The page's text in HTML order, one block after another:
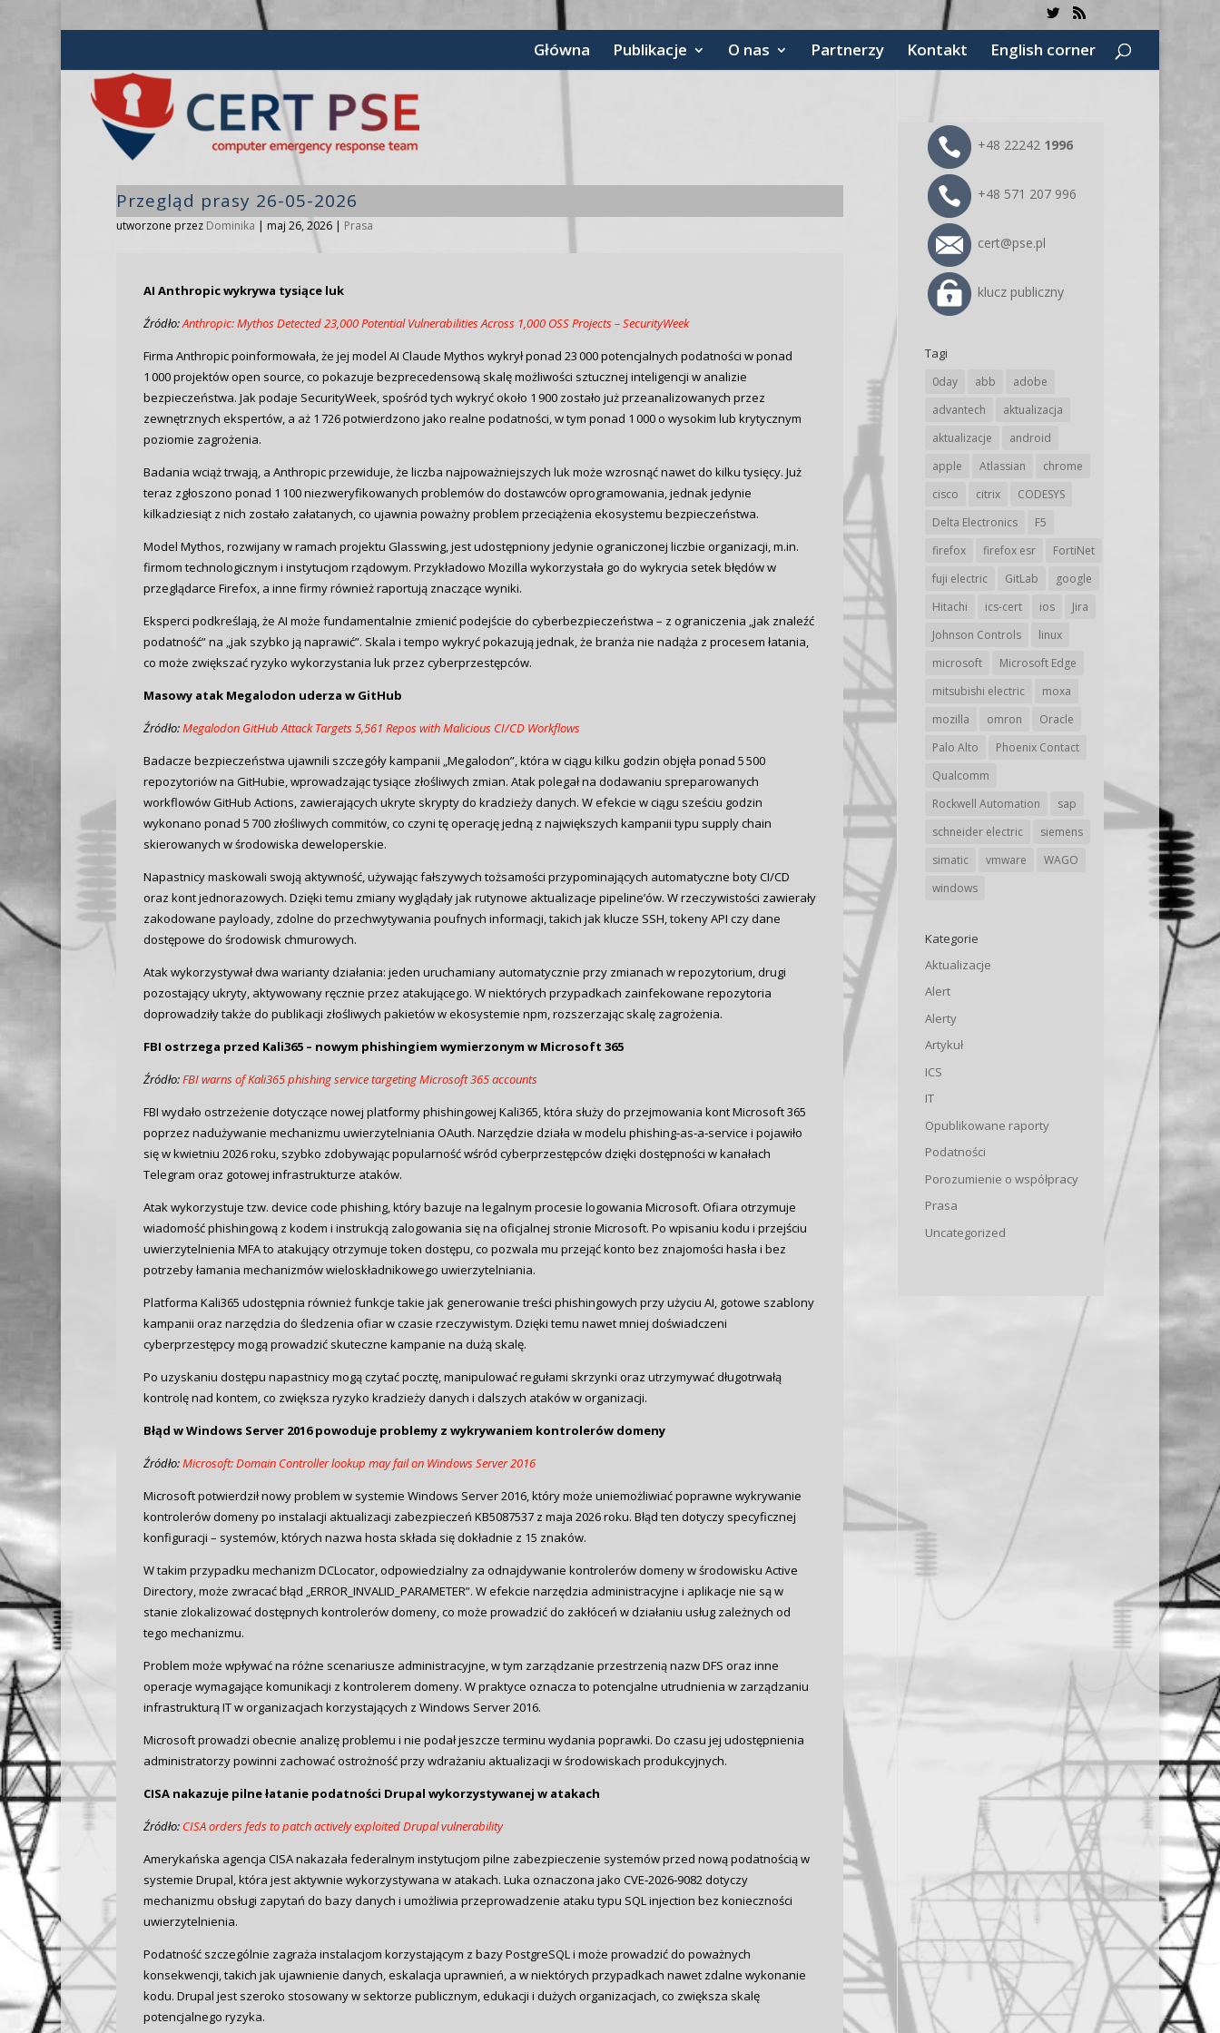
Główna Publikacje O nas Partnerzy Kontakt English corner
Przegląd prasy 26-05-2026
utworzone przez Dominika | maj 26, 2026| Prasa
AI Anthropic wykrywa tysiące luk
Źródło:Anthropic: Mythos Detected 23,000 Potential Vulnerabilities Across 1,000 OSS Projects – SecurityWeek
Firma Anthropic poinformowała, że jej model AI Claude Mythos wykrył ponad 23 000 potencjalnych podatności w ponad
1 000 projektów open source, co pokazuje bezprecedensową skalę możliwości sztucznej inteligencji w analizie
bezpieczeństwa. Jak podaje SecurityWeek, spośród tych wykryć około 1 900 zostało już przeanalizowanych przez
zewnętrznych ekspertów, a aż 1 726 potwierdzono jako realne podatności, w tym ponad 1 000 o wysokim lub krytycznym
poziomie zagrożenia.
Badania wciąż trwają, a Anthropic przewiduje, że liczba najpoważniejszych luk może wzrosnąć nawet do kilku tysięcy. Już
teraz zgłoszono ponad 1 100 niezweryfikowanych problemów do dostawców oprogramowania, jednak jedynie
kilkadziesiąt z nich zostało załatanych, co ujawnia poważny problem przeciążenia ekosystemu bezpieczeństwa.
Model Mythos, rozwijany w ramach projektu Glasswing, jest udostępniony jedynie ograniczonej liczbie organizacji, m.in.
firmom technologicznym i instytucjom rządowym. Przykładowo Mozilla wykorzystała go do wykrycia setek błędów w
przeglądarce Firefox, a inne firmy również raportują znaczące wyniki.
Eksperci podkreślają, że AI może fundamentalnie zmienić podejście do cyberbezpieczeństwa – z ograniczenia „jak znaleźć
podatność” na „jak szybko ją naprawić”. Skala i tempo wykryć pokazują jednak, że branża nie nadąża z procesem łatania,
co może zwiększać ryzyko wykorzystania luk przez cyberprzestępców.
Masowy atak Megalodon uderza w GitHub
Źródło:Megalodon GitHub Attack Targets 5,561 Repos with Malicious CI/CD Workflows
Badacze bezpieczeństwa ujawnili szczegóły kampanii „Megalodon”, która w ciągu kilku godzin objęła ponad 5 500
repozytoriów na GitHubie, wprowadzając tysiące złośliwych zmian. Atak polegał na dodawaniu spreparowanych
workflowów GitHub Actions, zawierających ukryte skrypty do kradzieży danych. W efekcie w ciągu sześciu godzin
wykonano ponad 5 700 złośliwych commitów, co czyni tę operację jedną z największych kampanii typu supply chain
skierowanych w środowiska deweloperskie.
Napastnicy maskowali swoją aktywność, używając fałszywych tożsamości przypominających automatyczne boty CI/CD
oraz kont jednorazowych. Dzięki temu zmiany wyglądały jak rutynowe aktualizacje pipeline’ów. W rzeczywistości zawierały
zakodowane payloady, zdolne do przechwytywania poufnych informacji, takich jak klucze SSH, tokeny API czy dane
dostępowe do środowisk chmurowych.
Atak wykorzystywał dwa warianty działania: jeden uruchamiany automatycznie przy zmianach w repozytorium, drugi
pozostający ukryty, aktywowany ręcznie przez atakującego. W niektórych przypadkach zainfekowane repozytoria
doprowadziły także do publikacji złośliwych pakietów w ekosystemie npm, rozszerzając skalę zagrożenia.
FBI ostrzega przed Kali365 – nowym phishingiem wymierzonym w Microsoft 365
Źródło:FBI warns of Kali365 phishing service targeting Microsoft 365 accounts
FBI wydało ostrzeżenie dotyczące nowej platformy phishingowej Kali365, która służy do przejmowania kont Microsoft 365
poprzez nadużywanie mechanizmu uwierzytelniania OAuth. Narzędzie działa w modelu phishing‑as‑a‑service i pojawiło
się w kwietniu 2026 roku, szybko zdobywając popularność wśród cyberprzestępców dzięki dostępności w kanałach
Telegram oraz gotowej infrastrukturze ataków.
Atak wykorzystuje tzw. device code phishing, który bazuje na legalnym procesie logowania Microsoft. Ofiara otrzymuje
wiadomość phishingową z kodem i instrukcją zalogowania się na oficjalnej stronie Microsoft. Po wpisaniu kodu i przejściu
uwierzytelnienia MFA to atakujący otrzymuje token dostępu, co pozwala mu przejąć konto bez znajomości hasła i bez
potrzeby łamania mechanizmów wieloskładnikowego uwierzytelniania.
Platforma Kali365 udostępnia również funkcje takie jak generowanie treści phishingowych przy użyciu AI, gotowe szablony
kampanii oraz narzędzia do śledzenia ofiar w czasie rzeczywistym. Dzięki temu nawet mniej doświadczeni
cyberprzestępcy mogą prowadzić skuteczne kampanie na dużą skalę.
Po uzyskaniu dostępu napastnicy mogą czytać pocztę, manipulować regułami skrzynki oraz utrzymywać długotrwałą
kontrolę nad kontem, co zwiększa ryzyko kradzieży danych i dalszych ataków w organizacji.
Błąd w Windows Server 2016 powoduje problemy z wykrywaniem kontrolerów domeny
Źródło:Microsoft: Domain Controller lookup may fail on Windows Server 2016
Microsoft potwierdził nowy problem w systemie Windows Server 2016, który może uniemożliwiać poprawne wykrywanie
kontrolerów domeny po instalacji aktualizacji zabezpieczeń KB5087537 z maja 2026 roku. Błąd ten dotyczy specyficznej
konfiguracji – systemów, których nazwa hosta składa się dokładnie z 15 znaków.
W takim przypadku mechanizm DCLocator, odpowiedzialny za odnajdywanie kontrolerów domeny w środowisku Active
Directory, może zwracać błąd „ERROR_INVALID_PARAMETER”. W efekcie narzędzia administracyjne i aplikacje nie są w
stanie zlokalizować dostępnych kontrolerów domeny, co może prowadzić do zakłóceń w działaniu usług zależnych od
tego mechanizmu.
Problem może wpływać na różne scenariusze administracyjne, w tym zarządzanie przestrzenią nazw DFS oraz inne
operacje wymagające komunikacji z kontrolerem domeny. W praktyce oznacza to potencjalne utrudnienia w zarządzaniu
infrastrukturą IT w organizacjach korzystających z Windows Server 2016.
Microsoft prowadzi obecnie analizę problemu i nie podał jeszcze terminu wydania poprawki. Do czasu jej udostępnienia
administratorzy powinni zachować ostrożność przy wdrażaniu aktualizacji w środowiskach produkcyjnych.
CISA nakazuje pilne łatanie podatności Drupal wykorzystywanej w atakach
Źródło: CISA orders feds to patch actively exploited Drupal vulnerability
Amerykańska agencja CISA nakazała federalnym instytucjom pilne zabezpieczenie systemów przed nową podatnością w
systemie Drupal, która jest aktywnie wykorzystywana w atakach. Luka oznaczona jako CVE‑2026‑9082 dotyczy
mechanizmu obsługi zapytań do bazy danych i umożliwia przeprowadzenie ataku typu SQL injection bez konieczności
uwierzytelnienia.
Podatność szczególnie zagraża instalacjom korzystającym z bazy PostgreSQL i może prowadzić do poważnych
konsekwencji, takich jak ujawnienie danych, eskalacja uprawnień, a w niektórych przypadkach nawet zdalne wykonanie
kodu. Drupal jest szeroko stosowany w sektorze publicznym, edukacji i dużych organizacjach, co zwiększa skalę
potencjalnego ryzyka.
+48 22242 1996
+48 571 207 996
cert@pse.pl
klucz publiczny
Tagi
0day abb
adobe
advantech
aktualizacja
aktualizacje
android
apple
Atlassian
chrome
cisco
citrix
CODESYS
Delta Electronics
F5
firefox
firefox esr
FortiNet
fuji electric
GitLab
google
Hitachi
ics-cert ios
Jira
Johnson Controls
linux
microsoft
Microsoft Edge
mitsubishi electric
moxa
mozilla
omron
Oracle
Palo Alto
Phoenix Contact
Qualcomm
Rockwell Automation
sap
schneider electric
siemens
simatic
vmware
WAGO
windows
Kategorie
Aktualizacje
Alert
Alerty
Artykuł
ICS
IT
Opublikowane raporty
Podatności
Porozumienie o współpracy
Prasa
Uncategorized